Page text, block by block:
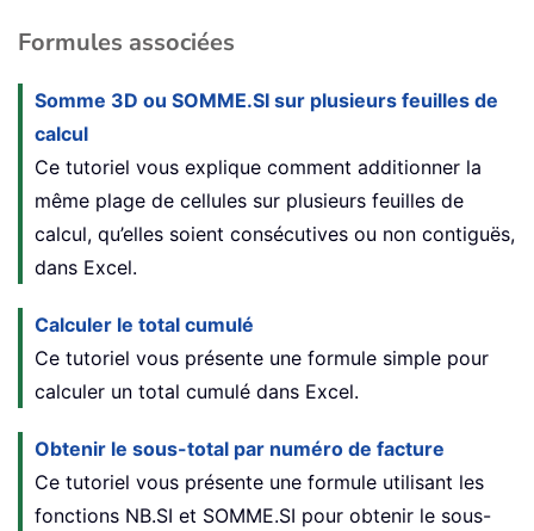
Formules associées
Somme 3D ou SOMME.SI sur plusieurs feuilles de
calcul
Ce tutoriel vous explique comment additionner la
même plage de cellules sur plusieurs feuilles de
calcul, qu’elles soient consécutives ou non contiguës,
dans Excel.
Calculer le total cumulé
Ce tutoriel vous présente une formule simple pour
calculer un total cumulé dans Excel.
Obtenir le sous-total par numéro de facture
Ce tutoriel vous présente une formule utilisant les
fonctions NB.SI et SOMME.SI pour obtenir le sous-